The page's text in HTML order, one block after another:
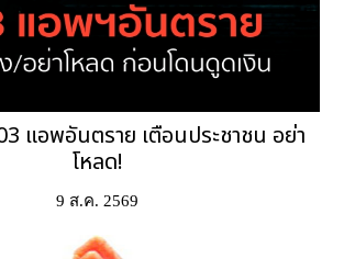
แอพอันตราย เตือนประชาชน อย่า
โหลด!
9 ส.ค. 2569